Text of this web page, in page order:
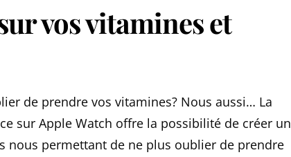
vos vitamines et
de prendre vos vitamines? Nous aussi… La
sur Apple Watch offre la possibilité de créer un
nous permettant de ne plus oublier de prendre